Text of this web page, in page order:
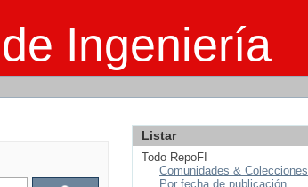
Ingeniería
Listar
Todo RepoFI
Comunidades & Colecciones
Por fecha de publicación